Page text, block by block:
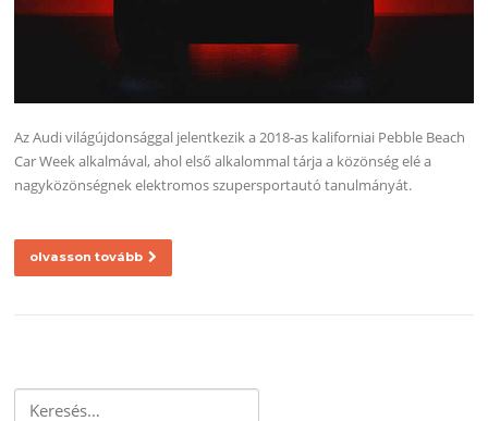
Az Audi világújdonsággal jelentkezik a 2018-as kaliforniai Pebble Beach
Car Week alkalmával, ahol első alkalommal tárja a közönség elé a
nagyközönségnek elektromos szupersportautó tanulmányát.
olvasson tovább
Keresés: